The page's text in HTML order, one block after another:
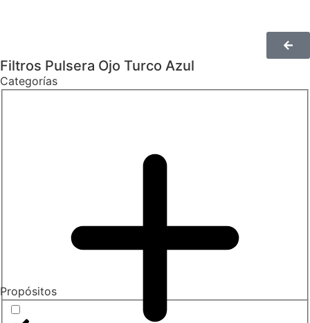
Filtros Pulsera Ojo Turco Azul
Categorías
Propósitos